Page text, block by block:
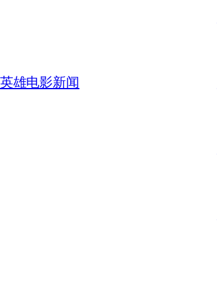
雄电影新闻